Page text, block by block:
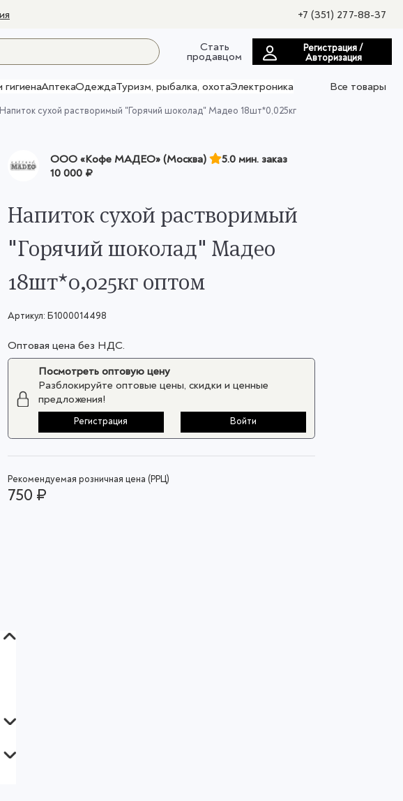
+7 (351) 277-88-37
Стать
продавцом
Регистрация /
Авторизация
гигиенаАптекаОдеждаТуризм, рыбалка, охотаЭлектроника
Все товары
Напиток сухой растворимый "Горячий шоколад" Мадео 18шт*0,025кг
OOO «Кофе МАДЕО» (Москва)
5.0 мин. заказ
10 000 ₽
Напиток сухой растворимый
"Горячий шоколад" Мадео
18шт*0,025кг оптом
Артикул: Б1000014498
Оптовая цена без НДС.
Посмотреть оптовую цену
Разблокируйте оптовые цены, скидки и ценные
предложения!
Регистрация Войти
Рекомендуемая розничная цена (РРЦ)
750 ₽